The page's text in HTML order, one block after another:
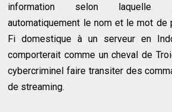
information selon laquelle
automatiquement le nom et le mot de
Fi domestique à un serveur en
comporterait comme un cheval de
cybercriminel faire transiter des
de streaming.